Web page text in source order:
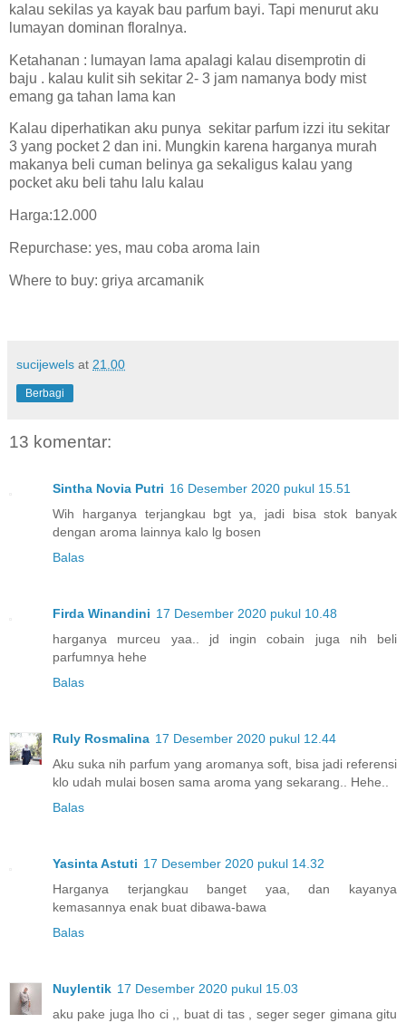
kalau sekilas ya kayak bau parfum bayi. Tapi menurut aku
lumayan dominan floralnya.
Ketahanan : lumayan lama apalagi kalau disemprotin di
baju . kalau kulit sih sekitar 2- 3 jam namanya body mist
emang ga tahan lama kan
Kalau diperhatikan aku punya sekitar parfum izzi itu sekitar
3 yang pocket 2 dan ini. Mungkin karena harganya murah
makanya beli cuman belinya ga sekaligus kalau yang
pocket aku beli tahu lalu kalau
Harga:12.000
Repurchase: yes, mau coba aroma lain
Where to buy: griya arcamanik
sucijewels at 21.00
Berbagi
13 komentar:
Sintha Novia Putri 16 Desember 2020 pukul 15.51
Wih harganya terjangkau bgt ya, jadi bisa stok banyak
dengan aroma lainnya kalo lg bosen
Balas
Firda Winandini 17 Desember 2020 pukul 10.48
harganya murceu yaa.. jd ingin cobain juga nih beli
parfumnya hehe
Balas
Ruly Rosmalina 17 Desember 2020 pukul 12.44
Aku suka nih parfum yang aromanya soft, bisa jadi referensi
klo udah mulai bosen sama aroma yang sekarang.. Hehe..
Balas
Yasinta Astuti 17 Desember 2020 pukul 14.32
Harganya terjangkau banget yaa, dan kayanya
kemasannya enak buat dibawa-bawa
Balas
Nuylentik 17 Desember 2020 pukul 15.03
aku pake juga lho ci ,, buat di tas , seger seger gimana gitu